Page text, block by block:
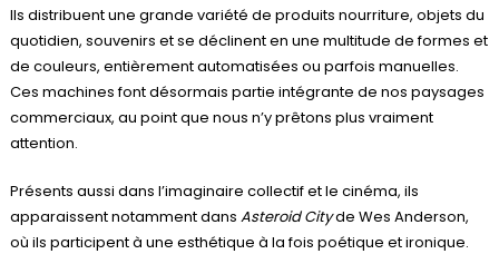
Ils distribuent une grande variété de produits nourriture, objets du
quotidien, souvenirs et se déclinent en une multitude de formes et
de couleurs, entièrement automatisées ou parfois manuelles.
Ces machines font désormais partie intégrante de nos paysages
commerciaux, au point que nous n’y prêtons plus vraiment
attention.
Présents aussi dans l’imaginaire collectif et le cinéma, ils
apparaissent notamment dans Asteroid Cityde Wes Anderson,
où ils participent à une esthétique à la fois poétique et ironique.